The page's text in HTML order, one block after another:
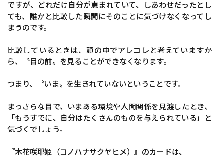
ですが、どれだけ自分が恵まれていて、しあわせだったとし
ても、誰かと比較した瞬間にそのことに気づけなくなってし
まうのです。
比較しているときは、頭の中でアレコレと考えていますか
ら、〝目の前〟を見ることができなくなります。
つまり、〝いま〟を生きれていないということです。
まっさらな目で、いまある環境や人間関係を見渡したとき、
「もうすでに、自分はたくさんのものを与えられている」と
気づくでしょう。
『木花咲耶姫（コノハナサクヤヒメ）』のカードは、